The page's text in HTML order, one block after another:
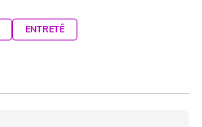
ENTRETÊ